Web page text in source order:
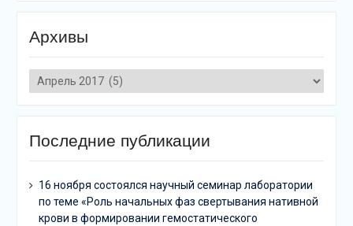
Архивы
Архивы
Последние публикации
16 ноября состоялся научный семинар лаборатории
по теме «Роль начальных фаз свертывания нативной
крови в формировании гемостатического